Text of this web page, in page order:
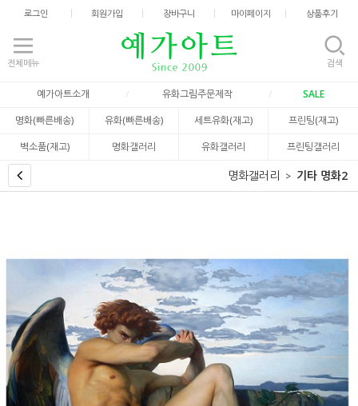
로그인 회원가입 장바구니 마이페이지 상품후기
전체메뉴 검색
예가아트소개 유화그림주문제작
SALE
명화(빠른배송)
유화(빠른배송) 세트유화(재고)
프린팅(재고)
벽소품(재고)
명화갤러리 유화갤러리 프린팅갤러리
명화갤러리 기타 명화2